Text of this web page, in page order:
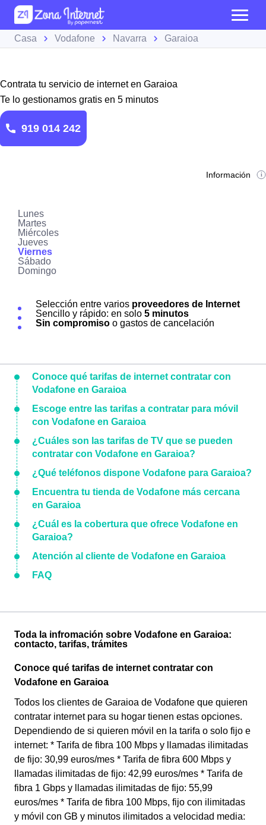
Casa Vodafone Navarra Garaioa
Contrata tu servicio de internet en Garaioa
Te lo gestionamos gratis en 5 minutos
919 014 242
Información
Lunes
Martes
Miércoles
Jueves
Viernes
Sábado
Domingo
Selección entre varios proveedores de Internet
Sencillo y rápido: en solo 5 minutos
Sin compromiso o gastos de cancelación
Conoce qué tarifas de internet contratar con
Vodafone en Garaioa
Escoge entre las tarifas a contratar para móvil
con Vodafone en Garaioa
¿Cuáles son las tarifas de TV que se pueden
contratar con Vodafone en Garaioa?
¿Qué teléfonos dispone Vodafone para Garaioa?
Encuentra tu tienda de Vodafone más cercana
en Garaioa
¿Cuál es la cobertura que ofrece Vodafone en
Garaioa?
Atención al cliente de Vodafone en Garaioa
FAQ
Toda la infromación sobre Vodafone en Garaioa:
contacto, tarifas, trámites
Conoce qué tarifas de internet contratar con
Vodafone en Garaioa
Todos los clientes de Garaioa de Vodafone que quieren
contratar internet para su hogar tienen estas opciones.
Dependiendo de si quieren móvil en la tarifa o solo fijo e
internet: * Tarifa de fibra 100 Mbps y llamadas ilimitadas
de fijo: 30,99 euros/mes * Tarifa de fibra 600 Mbps y
llamadas ilimitadas de fijo: 42,99 euros/mes * Tarifa de
fibra 1 Gbps y llamadas ilimitadas de fijo: 55,99
euros/mes * Tarifa de fibra 100 Mbps, fijo con ilimitadas
y móvil con GB y minutos ilimitados a velocidad media: